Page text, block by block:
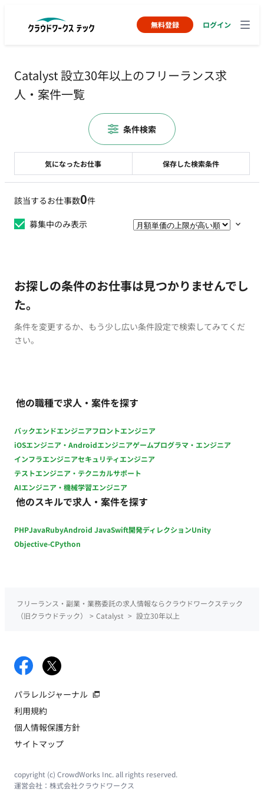
無料登録 ログイン
Catalyst 設立30年以上のフリーランス求
人・案件一覧
該当するお仕事数0件
募集中のみ表示
お探しの条件のお仕事は見つかりませんでし
た。
条件を変更するか、もう少し広い条件設定で検索してみてくだ
さい。
他の職種で求人・案件を探す
バックエンドエンジニアフロントエンジニア
iOSエンジニア・Androidエンジニアゲームプログラマ・エンジニア
インフラエンジニアセキュリティエンジニア
テストエンジニア・テクニカルサポート
AIエンジニア・機械学習エンジニア
他のスキルで求人・案件を探す
PHPJavaRubyAndroid JavaSwift開発ディレクションUnity
Objective-CPython
気になったお仕事 保存した検索条件
条件検索
フリーランス・副業・業務委託の求人情報ならクラウドワークステック
（旧クラウドテック）
> Catalyst > 設立30年以上
パラレルジャーナル
利用規約
個人情報保護方針
サイトマップ
copyright (c) CrowdWorks Inc. all rights reserved.
運営会社： 株式会社クラウドワークス